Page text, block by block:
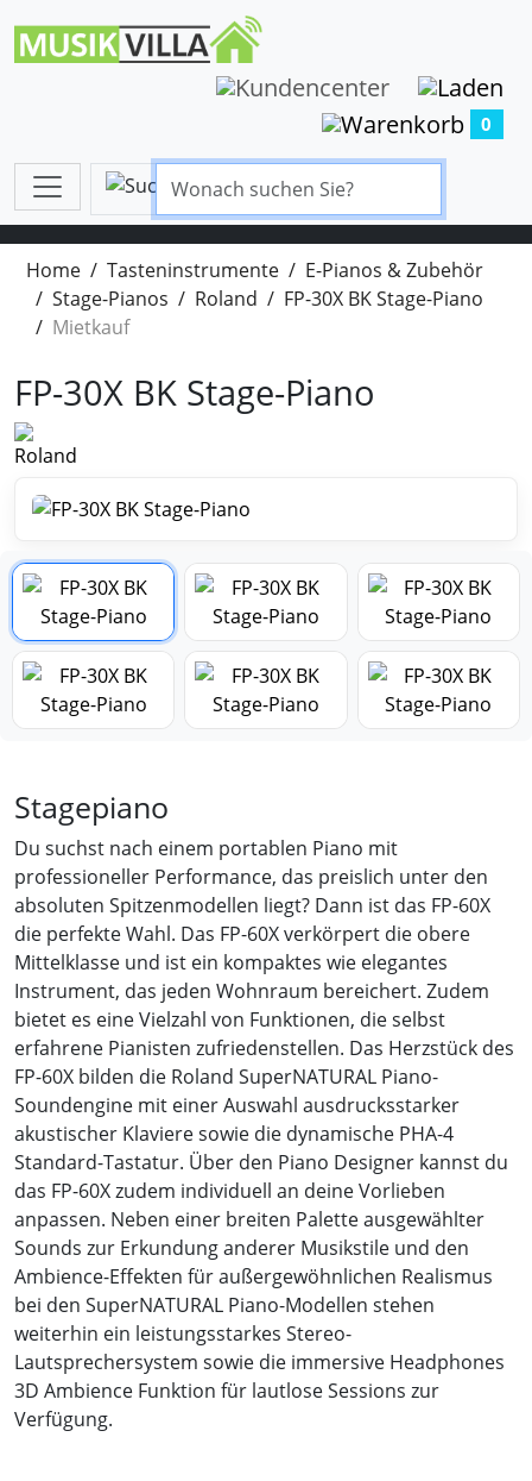
0
Home Tasteninstrumente
E-Pianos & Zubehör
Stage-Pianos
Roland
FP-30X BK Stage-Piano
Mietkauf
FP-30X BK Stage-Piano
Stagepiano
Du suchst nach einem portablen Piano mit
professioneller Performance, das preislich unter den
absoluten Spitzenmodellen liegt? Dann ist das FP-60X
die perfekte Wahl. Das FP-60X verkörpert die obere
Mittelklasse und ist ein kompaktes wie elegantes
Instrument, das jeden Wohnraum bereichert. Zudem
bietet es eine Vielzahl von Funktionen, die selbst
erfahrene Pianisten zufriedenstellen. Das Herzstück des
FP-60X bilden die Roland SuperNATURAL Piano-
Soundengine mit einer Auswahl ausdrucksstarker
akustischer Klaviere sowie die dynamische PHA-4
Standard-Tastatur. Über den Piano Designer kannst du
das FP-60X zudem individuell an deine Vorlieben
anpassen. Neben einer breiten Palette ausgewählter
Sounds zur Erkundung anderer Musikstile und den
Ambience-Effekten für außergewöhnlichen Realismus
bei den SuperNATURAL Piano-Modellen stehen
weiterhin ein leistungsstarkes Stereo-
Lautsprechersystem sowie die immersive Headphones
3D Ambience Funktion für lautlose Sessions zur
Verfügung.